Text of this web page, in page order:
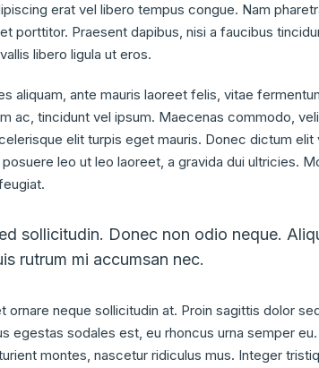
erat vel libero tempus congue. Nam
porttitor. Praesent dapibus, nisi a faucibus
libero ligula ut eros.
aliquam, ante mauris laoreet felis, vitae
ac, tincidunt vel ipsum. Maecenas commodo,
elit turpis eget mauris. Donec dictum elit
leo ut leo laoreet, a gravida dui ultricies.
sollicitudin. Donec non odio neque.
rutrum mi accumsan nec.
ornare neque sollicitudin at. Proin sagittis dolor
egestas sodales est, eu rhoncus urna semper
montes, nascetur ridiculus mus. Integer